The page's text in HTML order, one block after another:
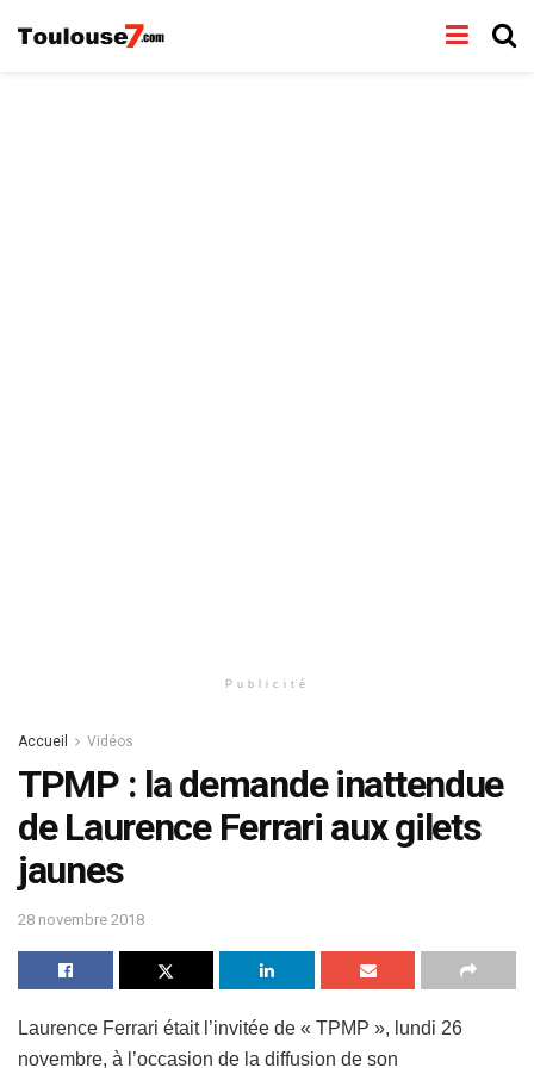
Publicité
Accueil Vidéos
TPMP : la demande inattendue
de Laurence Ferrari aux gilets
jaunes
28 novembre 2018
Laurence Ferrari était l’invitée de « TPMP », lundi 26
novembre, à l’occasion de la diffusion de son